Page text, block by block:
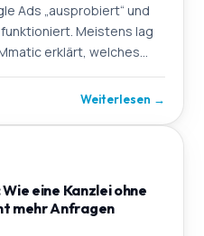
Ads „ausprobiert“ und
Meistens lag
erklärt, welches
Weiterlesen →
eine Kanzlei ohne
mehr Anfragen